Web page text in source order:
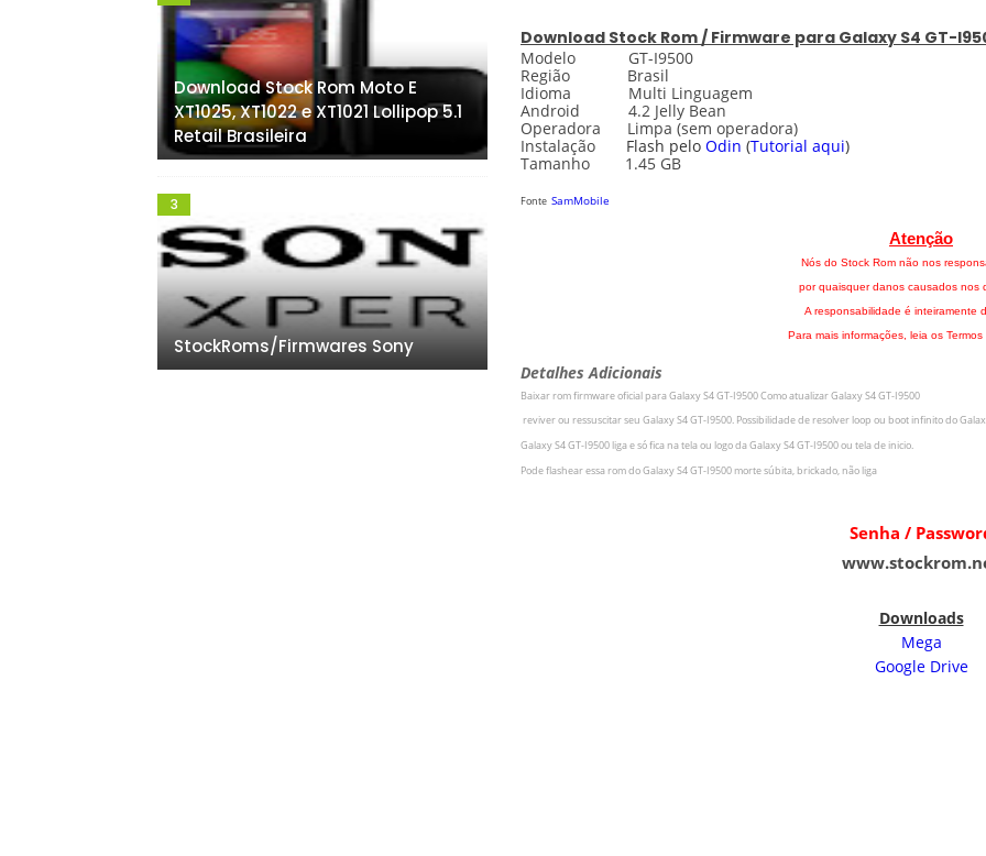
Download Stock Rom / Firmware para Galaxy S4 GT-
Modelo GT-I9500
Região Brasil
Idioma Multi Linguagem
Android 4.2 Jelly Bean
Operadora Limpa (sem operadora)
Instalação Flash pelo Odin (Tutorial aqui)
Tamanho 1.45 GB
Fonte SamMobile
Atenção
Nós do Stock Rom não nos
por quaisquer danos causados nos
A responsabilidade é inteiramente
Para mais informações, leia os
Detalhes Adicionais
Baixar rom firmware oficial paraGalaxy S4 GT-I9500Como atualizarGalaxy S4 GT-I9500
reviver ou ressuscitar seu Galaxy S4 GT-I9500. Possibilidade de resolver loop ou boot infinito do
Galaxy S4 GT-I9500 liga e só fica na tela ou logo daGalaxy S4 GT-I9500ou tela de inicio.
Pode flashear essa rom doGalaxy S4 GT-I9500 morte súbita, brickado, não liga
Senha /
Downloads
Mega
Google Drive
Download Stock Rom Moto E
XT1025, XT1022 e XT1021 Lollipop 5.1
Retail Brasileira
StockRoms/Firmwares Sony